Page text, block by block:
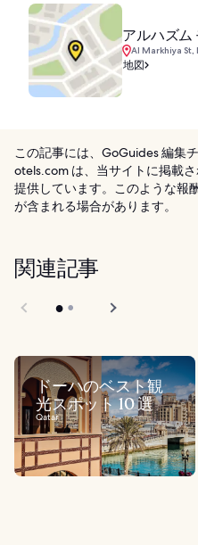
アルハズム
Al Markhiya St,
地図
この記事には、GoGuides 編集
otels.com は、当サイトに掲載
提供しています。このような報
が含まれる場合があります。
関連記事
ドーハのベスト観
光スポット 10 選
Qatar